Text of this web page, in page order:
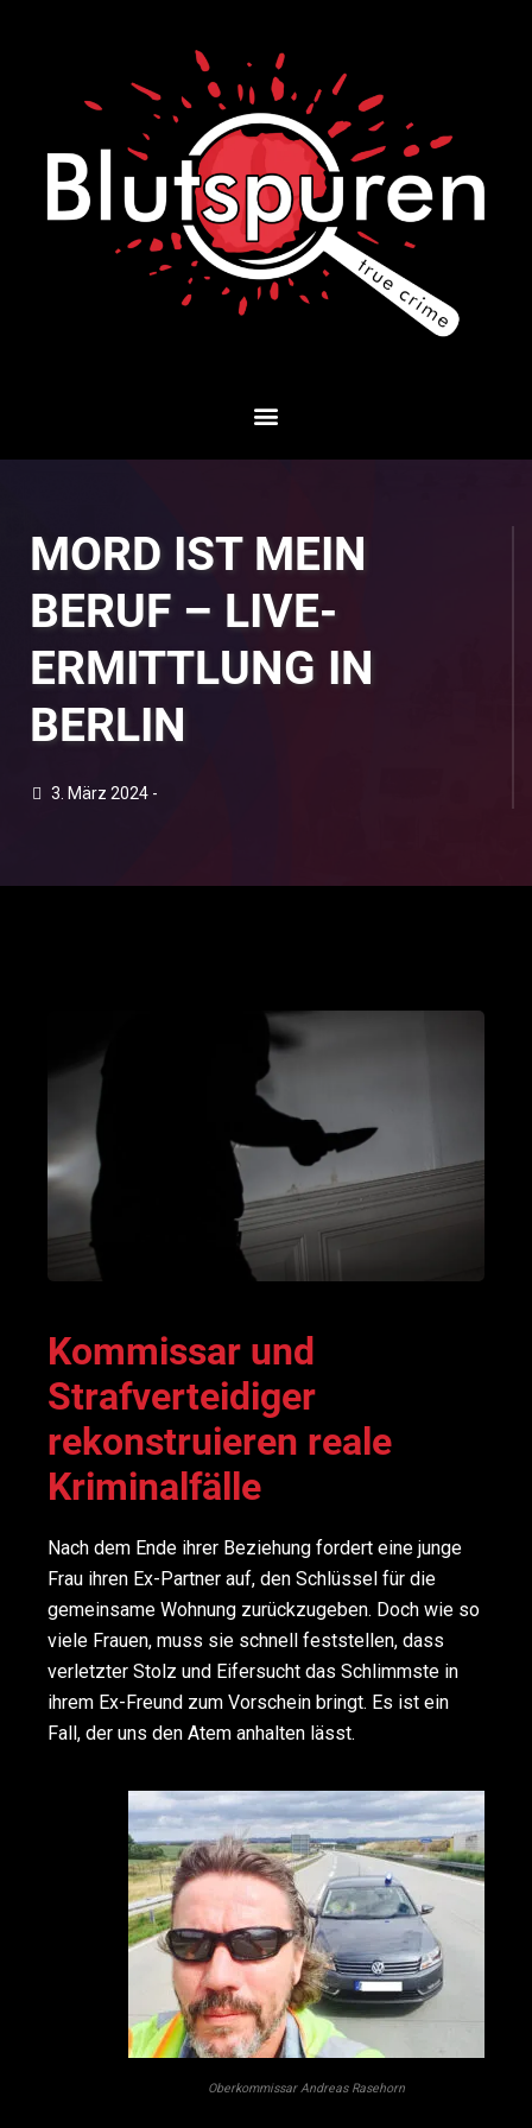
MORD IST MEIN
BERUF – LIVE-
ERMITTLUNG IN
BERLIN
3. März 2024 -
Kommissar und
Strafverteidiger
rekonstruieren reale
Kriminalfälle
Nach dem Ende ihrer Beziehung fordert eine junge
Frau ihren Ex-Partner auf, den Schlüssel für die
gemeinsame Wohnung zurückzugeben. Doch wie so
viele Frauen, muss sie schnell feststellen, dass
verletzter Stolz und Eifersucht das Schlimmste in
ihrem Ex-Freund zum Vorschein bringt. Es ist ein
Fall, der uns den Atem anhalten lässt.
Oberkommissar Andreas Rasehorn